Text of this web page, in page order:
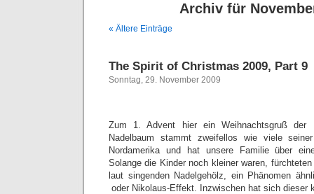
Archiv für
« Ältere Einträge
The Spirit of Christmas 2009, Part 9
Sonntag, 29. November 2009
Zum 1. Advent hier ein Weihnachtsgruß der
Nadelbaum stammt zweifellos wie viele
Nordamerika und hat unsere Familie über
Solange die Kinder noch kleiner waren,
laut singenden Nadelgehölz, ein Phänomen
oder Nikolaus-Effekt. Inzwischen hat sich dieser